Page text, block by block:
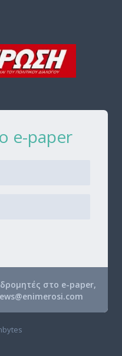
e-paper
στο e-paper,